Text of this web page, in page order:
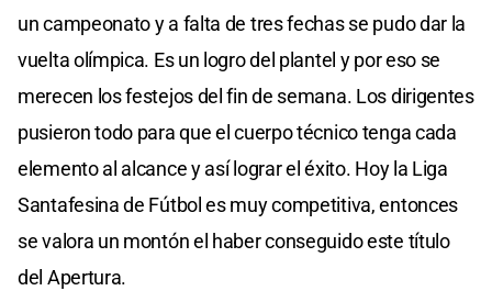
un campeonato y a falta de tres fechas se pudo dar la
vuelta olímpica. Es un logro del plantel y por eso se
merecen los festejos del fin de semana. Los dirigentes
pusieron todo para que el cuerpo técnico tenga cada
elemento al alcance y así lograr el éxito. Hoy la Liga
Santafesina de Fútbol es muy competitiva, entonces
se valora un montón el haber conseguido este título
del Apertura.